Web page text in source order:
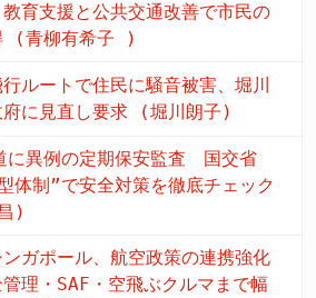
育支援と公共交通改善で市民の
(青柳有希子 )
ルートで住民に騒音被害、堀川
府に見直し要求 (堀川朗子)
に異例の定期保安監査 国交省
体制”で安全対策を徹底チェック
)
ンガポール、航空政策の連携強化
理・SAF・空飛ぶクルマまで幅